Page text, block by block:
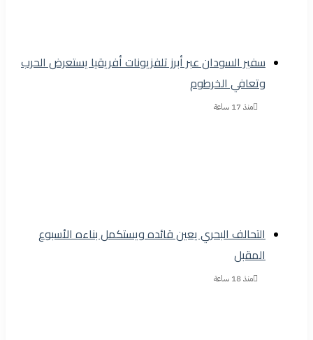
سفير السودان عبر أبرز تلفزيونات أفريقيا يستعرض الحرب
وتعافي الخرطوم
منذ 17 ساعة
التحالف البحري يعين قائده ويستكمل بناءه الأسبوع
المقبل
منذ 18 ساعة